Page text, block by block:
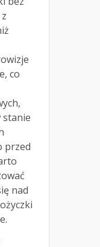
co
stanie
przed
nad